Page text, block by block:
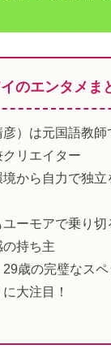
のエンタメま
彦）は元国語教
リエイター
境から自力で独立
ユーモアで乗り
の持ち主
29歳の完璧なス
大注目！